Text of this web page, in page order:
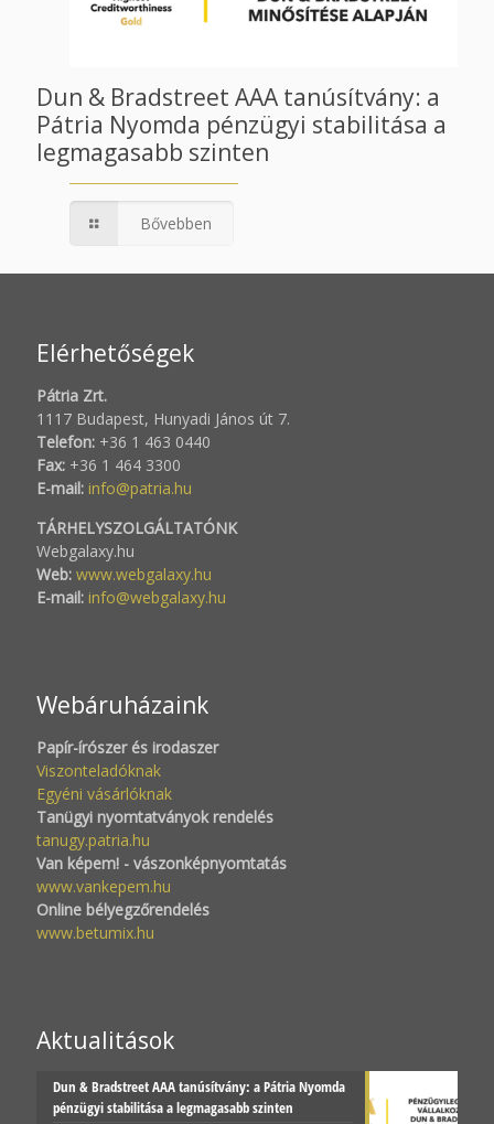
Dun & Bradstreet AAA tanúsítvány: a
Pátria Nyomda pénzügyi stabilitása a
legmagasabb szinten
Bővebben
Elérhetőségek
Pátria Zrt.
1117 Budapest, Hunyadi János út 7.
Telefon: +36 1 463 0440
Fax: +36 1 464 3300
E-mail: info@patria.hu
TÁRHELYSZOLGÁLTATÓNK
Webgalaxy.hu
Web: www.webgalaxy.hu
E-mail: info@webgalaxy.hu
Webáruházaink
Papír-írószer és irodaszer
Viszonteladóknak
Egyéni vásárlóknak
Tanügyi nyomtatványok rendelés
tanugy.patria.hu
Van képem! - vászonképnyomtatás
www.vankepem.hu
Online bélyegzőrendelés
www.betumix.hu
Aktualitások
Dun & Bradstreet AAA tanúsítvány: a Pátria Nyomda
pénzügyi stabilitása a legmagasabb szinten